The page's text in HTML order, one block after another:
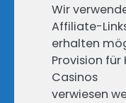
Wir
Affiliate-
erhalten
Provision für
Casinos
verwiesen